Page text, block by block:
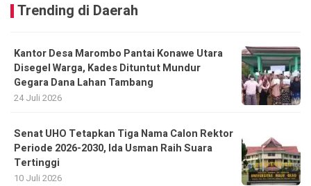
Trending di Daerah
Kantor Desa Marombo Pantai Konawe Utara
Disegel Warga, Kades Dituntut Mundur
Gegara Dana Lahan Tambang
24 Juli 2026
Senat UHO Tetapkan Tiga Nama Calon Rektor
Periode 2026-2030, Ida Usman Raih Suara
Tertinggi
10 Juli 2026